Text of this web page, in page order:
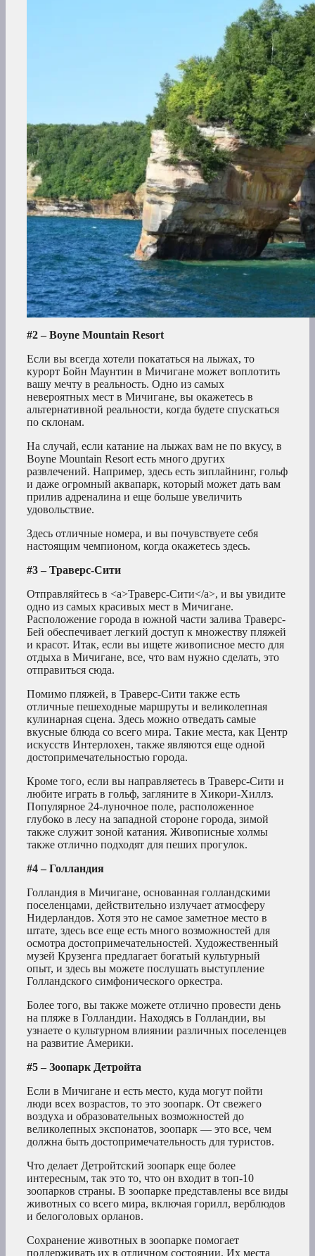
#2 – Boyne Mountain Resort
Если вы всегда хотели покататься на лыжах, то
курорт Бойн Маунтин в Мичигане может воплотить
вашу мечту в реальность. Одно из самых
невероятных мест в Мичигане, вы окажетесь в
альтернативной реальности, когда будете спускаться
по склонам.
На случай, если катание на лыжах вам не по вкусу, в
Boyne Mountain Resort есть много других
развлечений. Например, здесь есть зиплайнинг, гольф
и даже огромный аквапарк, который может дать вам
прилив адреналина и еще больше увеличить
удовольствие.
Здесь отличные номера, и вы почувствуете себя
настоящим чемпионом, когда окажетесь здесь.
#3 – Траверс-Сити
Отправляйтесь в <a>Траверс-Сити</a>, и вы увидите
одно из самых красивых мест в Мичигане.
Расположение города в южной части залива Траверс-
Бей обеспечивает легкий доступ к множеству пляжей
и красот. Итак, если вы ищете живописное место для
отдыха в Мичигане, все, что вам нужно сделать, это
отправиться сюда.
Помимо пляжей, в Траверс-Сити также есть
отличные пешеходные маршруты и великолепная
кулинарная сцена. Здесь можно отведать самые
вкусные блюда со всего мира. Такие места, как Центр
искусств Интерлохен, также являются еще одной
достопримечательностью города.
Кроме того, если вы направляетесь в Траверс-Сити и
любите играть в гольф, загляните в Хикори-Хиллз.
Популярное 24-луночное поле, расположенное
глубоко в лесу на западной стороне города, зимой
также служит зоной катания. Живописные холмы
также отлично подходят для пеших прогулок.
#4 – Голландия
Голландия в Мичигане, основанная голландскими
поселенцами, действительно излучает атмосферу
Нидерландов. Хотя это не самое заметное место в
штате, здесь все еще есть много возможностей для
осмотра достопримечательностей. Художественный
музей Крузенга предлагает богатый культурный
опыт, и здесь вы можете послушать выступление
Голландского симфонического оркестра.
Более того, вы также можете отлично провести день
на пляже в Голландии. Находясь в Голландии, вы
узнаете о культурном влиянии различных поселенцев
на развитие Америки.
#5 – Зоопарк Детройта
Если в Мичигане и есть место, куда могут пойти
люди всех возрастов, то это зоопарк. От свежего
воздуха и образовательных возможностей до
великолепных экспонатов, зоопарк — это все, чем
должна быть достопримечательность для туристов.
Что делает Детройтский зоопарк еще более
интересным, так это то, что он входит в топ-10
зоопарков страны. В зоопарке представлены все виды
животных со всего мира, включая горилл, верблюдов
и белоголовых орланов.
Сохранение животных в зоопарке помогает
поддерживать их в отличном состоянии. Их места